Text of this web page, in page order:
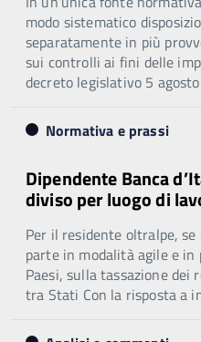
modo sistematico
separatamente in più
sui controlli ai fini delle
decreto legislativo 5
Normativa e prassi
Dipendente Banca
diviso per luogo di
Per il residente oltralpe,
parte in modalità agile e
Paesi, sulla tassazione
tra Stati Con la risposta a